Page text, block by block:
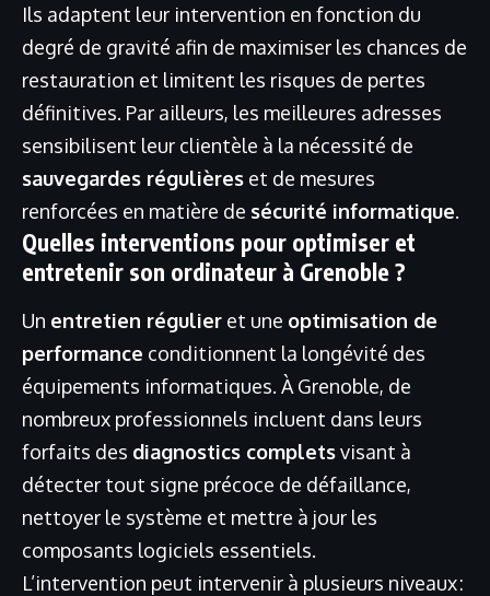
Ils adaptent leur intervention en fonction du
degré de gravité afin de maximiser les chances de
restauration et limitent les risques de pertes
définitives. Par ailleurs, les meilleures adresses
sensibilisent leur clientèle à la nécessité de
sauvegardes régulières et de mesures
renforcées en matière de sécurité informatique.
Quelles interventions pour optimiser et
entretenir son ordinateur à Grenoble ?
Un entretien régulier et une optimisation de
performance conditionnent la longévité des
équipements informatiques. À Grenoble, de
nombreux professionnels incluent dans leurs
forfaits des diagnostics completsvisant à
détecter tout signe précoce de défaillance,
nettoyer le système et mettre à jour les
composants logiciels essentiels.
L’intervention peut intervenir à plusieurs niveaux :